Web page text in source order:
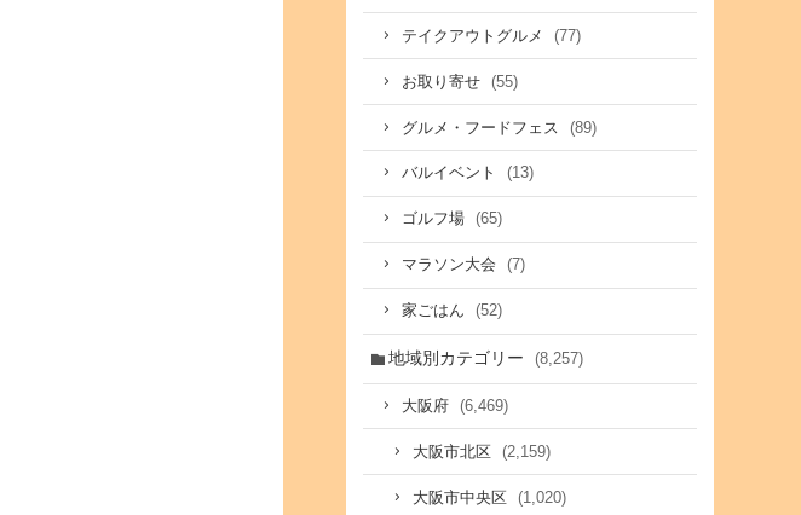
テイクアウトグルメ (77)
お取り寄せ (55)
グルメ・フードフェス (89)
バルイベント (13)
ゴルフ場 (65)
マラソン大会 (7)
家ごはん (52)
地域別カテゴリー (8,257)
大阪府 (6,469)
大阪市北区 (2,159)
大阪市中央区 (1,020)